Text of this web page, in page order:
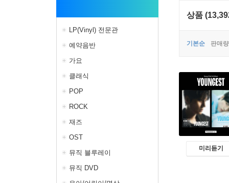
LP(Vinyl) 전문관
예약음반
가요
클래식
POP
ROCK
재즈
OST
뮤직 블루레이
뮤직 DVD
상품
기본순 판매
미리듣기